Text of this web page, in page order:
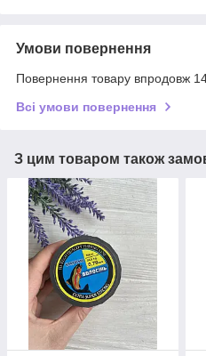
Умови повернення
Повернення товару впродовж
Всі умови повернення
З цим товаром також